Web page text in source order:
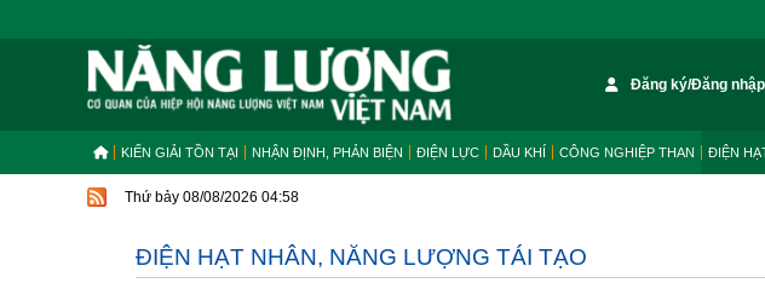
Đăng ký/Đăng nhập
KIẾN GIẢI TỒN TẠI NHẬN ĐỊNH, PHẢN BIỆN ĐIỆN LỰC DẦU KHÍ CÔNG NGHIỆP THAN ĐIỆN
Thứ bảy 08/08/2026 04:58
ĐIỆN HẠT NHÂN, NĂNG LƯỢNG TÁI TẠO